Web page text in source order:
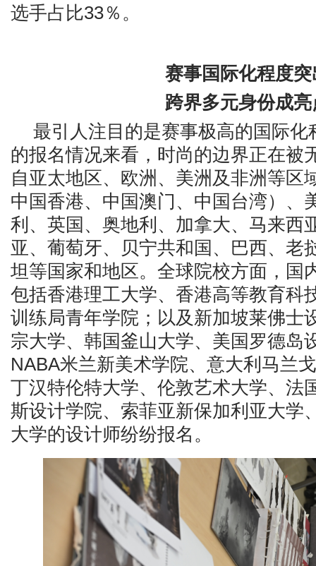
选手占比33％。
赛事国际化程度突
跨界多元身份成亮
最引人注目的是赛事极高的国际化
的报名情况来看，时尚的边界正在被
自亚太地区、欧洲、美洲及非洲等区
中国香港、中国澳门、中国台湾）、
利、英国、奥地利、加拿大、马来西
亚、葡萄牙、贝宁共和国、巴西、老
坦等国家和地区。全球院校方面，国
包括香港理工大学、香港高等教育科
训练局青年学院；以及新加坡莱佛士
宗大学、韩国釜山大学、美国罗德岛
NABA米兰新美术学院、意大利马兰
丁汉特伦特大学、伦敦艺术大学、法
斯设计学院、索菲亚新保加利亚大学
大学的设计师纷纷报名。